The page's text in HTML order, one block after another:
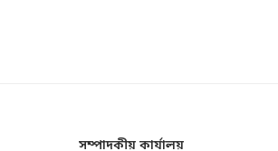
সম্পাদকীয় কার্যালয়